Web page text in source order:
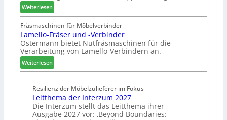
a
u
s
W
e
m
h
ö
n
e
r
s
t
a
u
r
a
m
S
o
r
t
Weiterlesen:
A
u
s
z
e
c
n
u
n
g
Fräsmaschinen für Möbelverbinder
Lamello-Fräser und -Verbinder
Ostermann bietet Nutfräsmaschinen für die
Verarbeitung von Lamello-Verbindern an.
Weiterlesen:
L
m
e
l
l
Resilienz der Möbelzulieferer im Fokus
Leitthema der Interzum 2027
Die Interzum stellt das Leitthema ihrer
Ausgabe 2027 vor: ‚Beyond Boundaries: